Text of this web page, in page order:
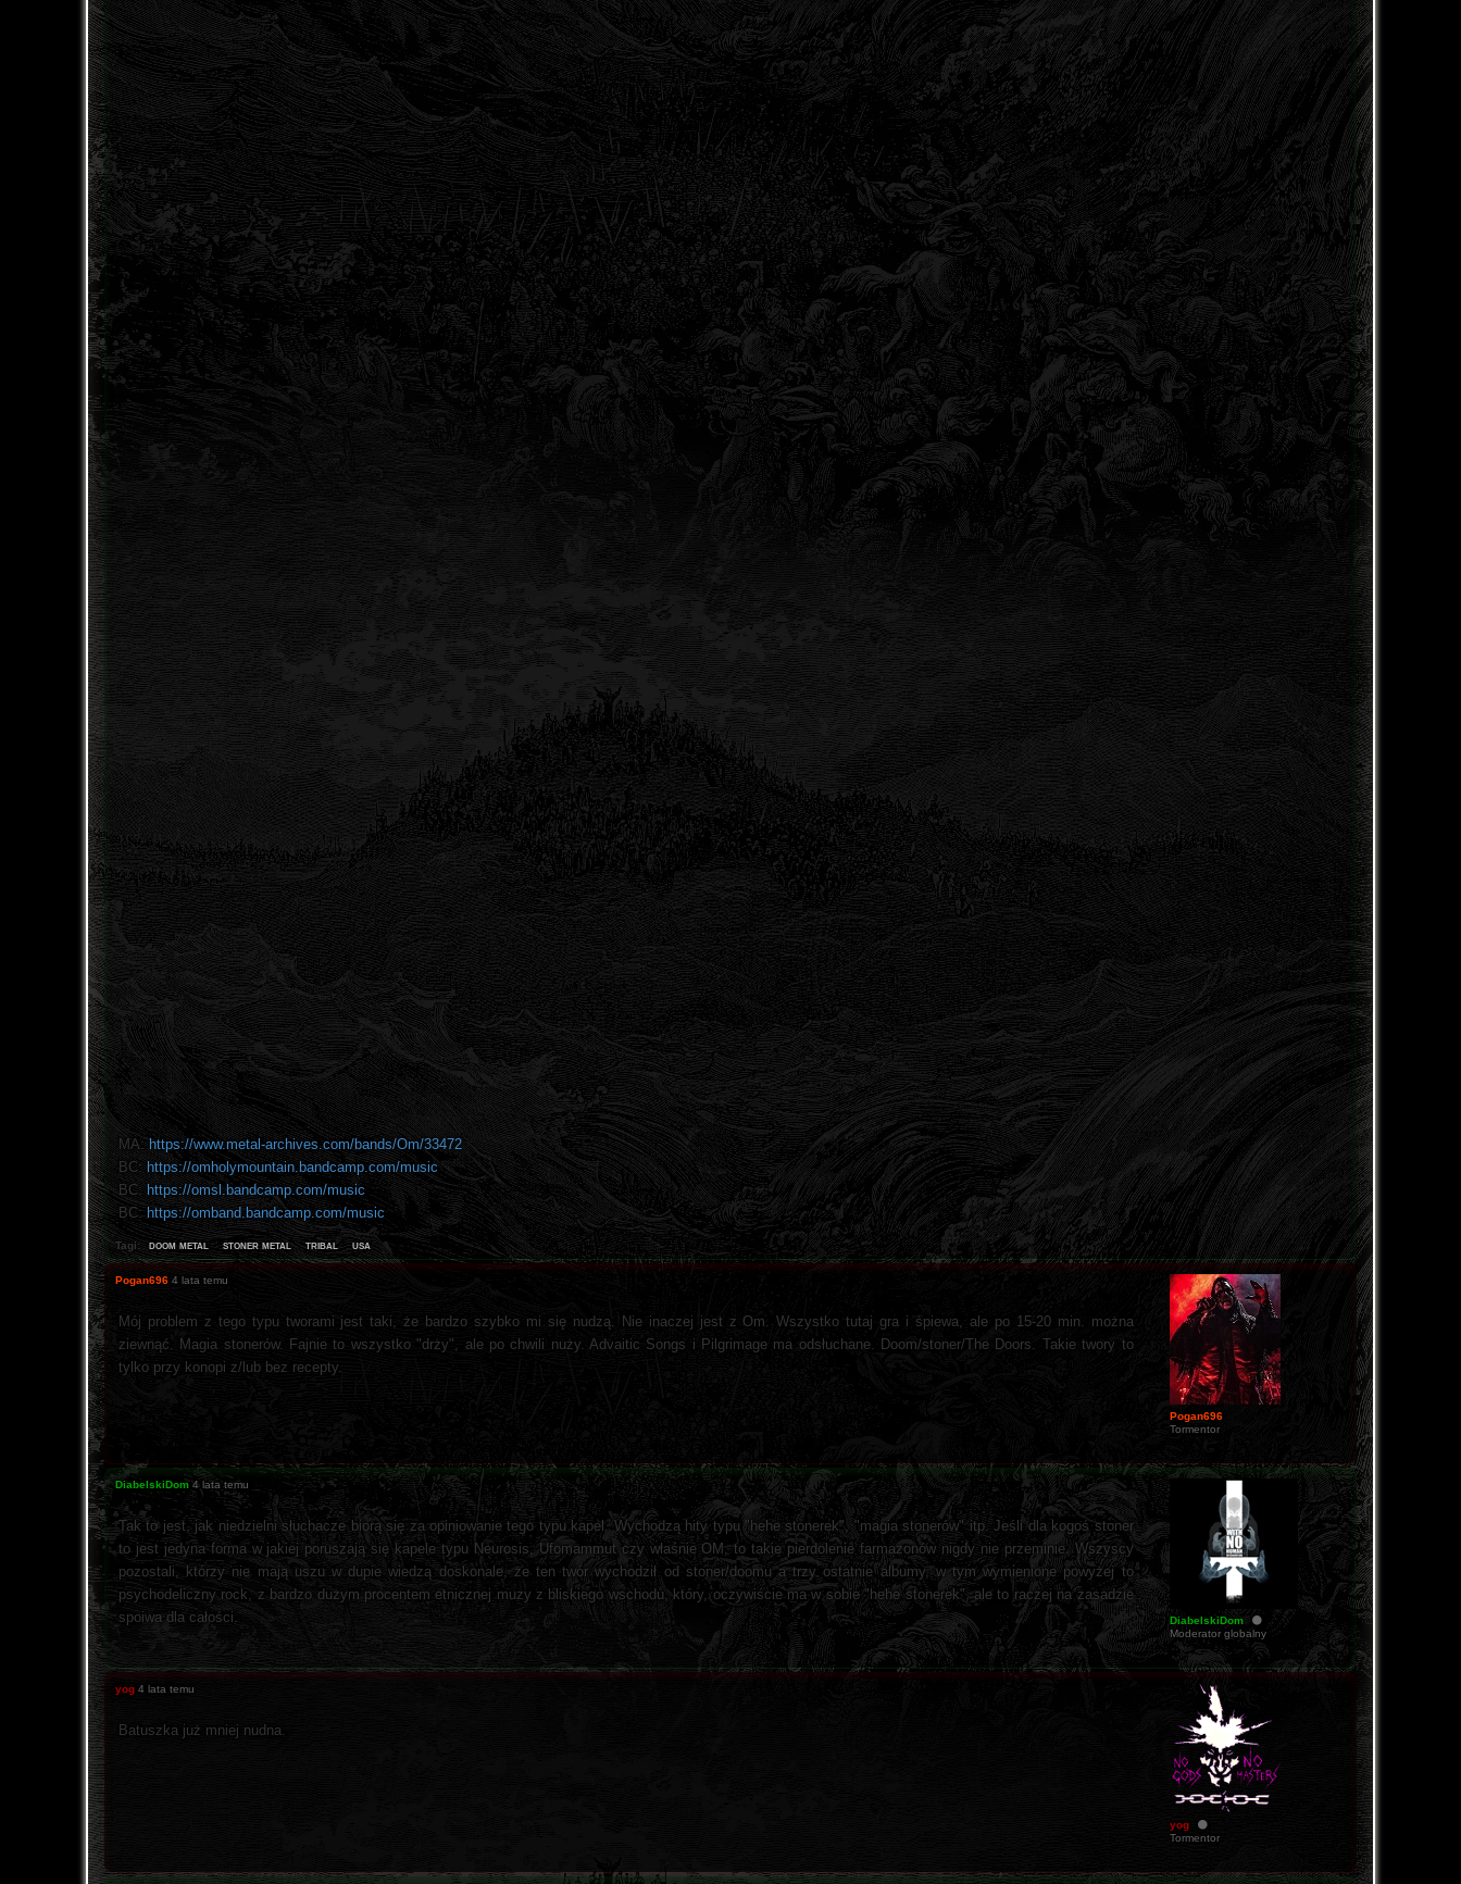
MA: https://www.metal-archives.com/bands/Om/33472
BC: https://omholymountain.bandcamp.com/music
BC: https://omsl.bandcamp.com/music
BC: https://omband.bandcamp.com/music
Tagi: doom metal stoner metal tribal usa
Pogan696
Tormentor
Pogan696 4 lata temu
Mój problem z tego typu tworami jest taki, że bardzo szybko mi się nudzą. Nie inaczej jest z Om. Wszystko tutaj gra i śpiewa, ale po 15-20 min. można
ziewnąć. Magia stonerów. Fajnie to wszystko "drży", ale po chwili nuży. Advaitic Songs i Pilgrimage ma odsłuchane. Doom/stoner/The Doors. Takie twory to
tylko przy konopi z/lub bez recepty.
DiabelskiDom
Moderator globalny
DiabelskiDom 4 lata temu
Tak to jest, jak niedzielni słuchacze biorą się za opiniowanie tego typu kapel. Wychodzą hity typu "hehe stonerek", "magia stonerów" itp. Jeśli dla kogoś stoner
to jest jedyna forma w jakiej poruszają się kapele typu Neurosis, Ufomammut czy właśnie OM, to takie pierdolenie farmazonów nigdy nie przeminie. Wszyscy
pozostali, którzy nie mają uszu w dupie wiedzą doskonale, że ten twór wychodził od stoner/doomu a trzy ostatnie albumy, w tym wymienione powyżej to
psychodeliczny rock, z bardzo dużym procentem etnicznej muzy z bliskiego wschodu, który, oczywiście ma w sobie "hehe stonerek", ale to raczej na zasadzie
spoiwa dla całości.
yog
Tormentor
yog 4 lata temu
Batuszka już mniej nudna.